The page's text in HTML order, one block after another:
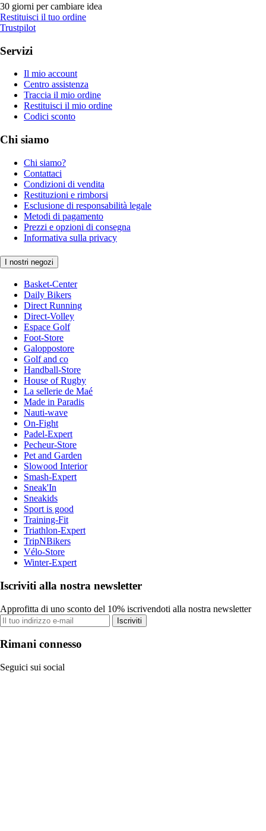
30 giorni per cambiare idea
Restituisci il tuo ordine
Trustpilot
Servizi
Il mio account
Centro assistenza
Traccia il mio ordine
Restituisci il mio ordine
Codici sconto
Chi siamo
Chi siamo?
Contattaci
Condizioni di vendita
Restituzioni e rimborsi
Esclusione di responsabilità legale
Metodi di pagamento
Prezzi e opzioni di consegna
Informativa sulla privacy
I nostri negozi
Basket-Center
Daily Bikers
Direct Running
Direct-Volley
Espace Golf
Foot-Store
Galoppostore
Golf and co
Handball-Store
House of Rugby
La sellerie de Maé
Made in Paradis
Nauti-wave
On-Fight
Padel-Expert
Pecheur-Store
Pet and Garden
Slowood Interior
Smash-Expert
Sneak'In
Sneakids
Sport is good
Training-Fit
Triathlon-Expert
TripNBikers
Vélo-Store
Winter-Expert
Iscriviti alla nostra newsletter
Approfitta di uno sconto del 10% iscrivendoti alla nostra newsletter
Iscriviti
Rimani connesso
Seguici sui social